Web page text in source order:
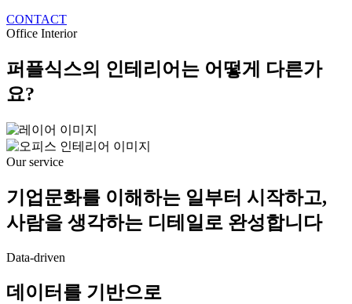
CONTACT
Office Interior
퍼플식스의 인테리어는 어떻게 다른가
요?
Our service
기업문화를 이해하는 일부터 시작하고,
사람을 생각하는 디테일로 완성합니다
Data-driven
데이터를 기반으로